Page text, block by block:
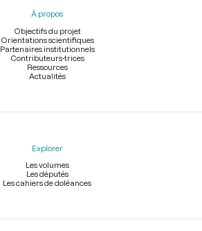
À propos
Objectifs du projet
Orientations scientifiques
Partenaires institutionnels
Contributeurs-trices
Ressources
Actualités
Explorer
Les volumes
Les députés
Les cahiers de doléances